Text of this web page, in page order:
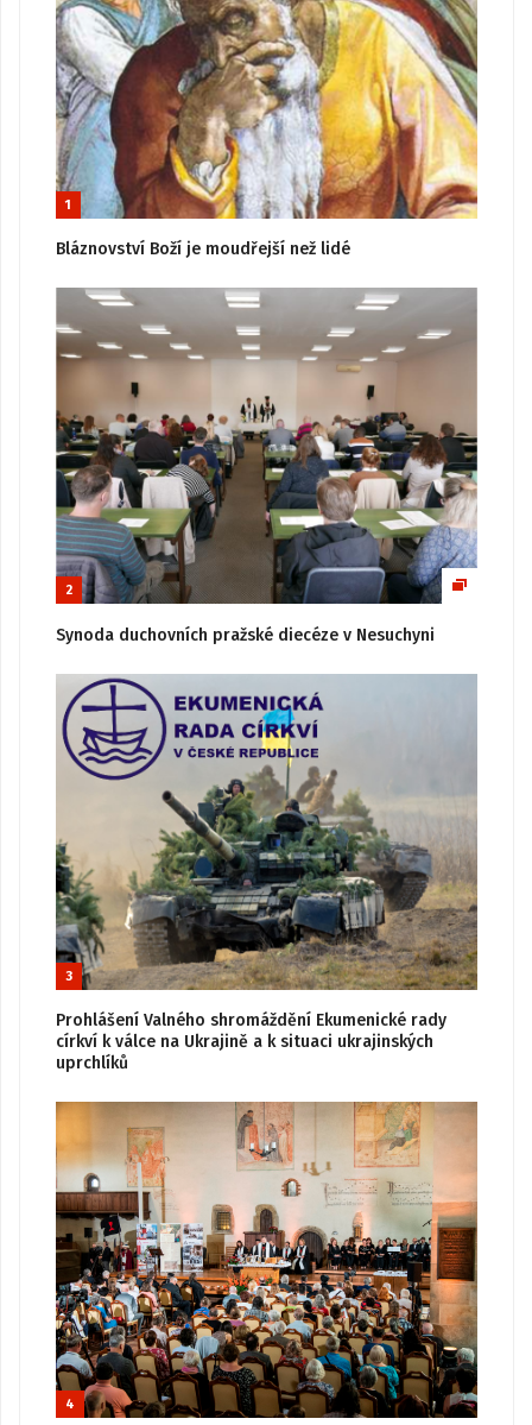
1
Bláznovství Boží je moudřejší než lidé
2
Synoda duchovních pražské diecéze v Nesuchyni
3
Prohlášení Valného shromáždění Ekumenické rady
církví k válce na Ukrajině a k situaci ukrajinských
uprchlíků
4